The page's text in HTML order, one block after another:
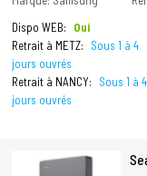
Dispo WEB:
Oui
Retrait à METZ:
Sous 1 à 4
jours ouvrés
Retrait à NANCY:
Sous 1 à 4
jours ouvrés